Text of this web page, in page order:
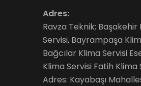
Adres:
Ravza Teknik; Başakehir
Servisi, Bayrampaşa
Bağcılar Klima Servisi
Klima Servisi Fatih Klima
Adres: Kayabaşı